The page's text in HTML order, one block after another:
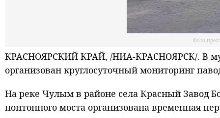
Фото
КРАСНОЯРСКИЙ КРАЙ, /НИА-КРАСНОЯРСК/. В
организован круглосуточный мониторинг
На реке Чулым в районе села Красный Завод
понтонного моста организована временная